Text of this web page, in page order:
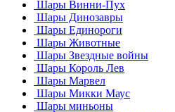
Шары Винни-Пух
Шары Динозавры
Шары Единороги
Шары Животные
Шары Звездные войны
Шары Король Лев
Шары Марвел
Шары Микки Маус
Шары миньоны